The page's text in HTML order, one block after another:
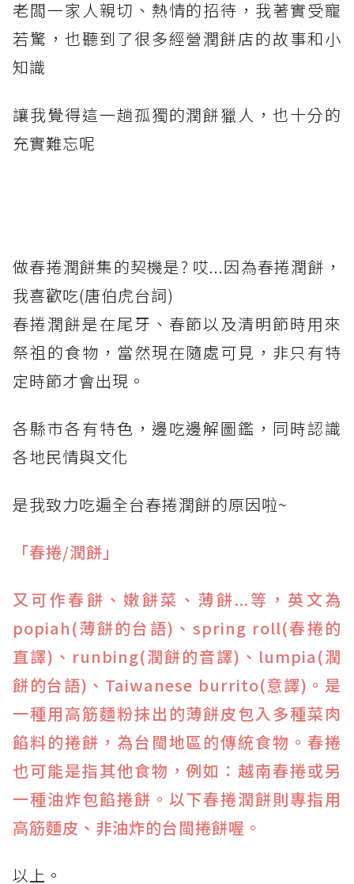
老闆一家人親切、熱情的招待，我著實受寵
若驚，也聽到了很多經營潤餅店的故事和小
知識
讓我覺得這一趟孤獨的潤餅獵人，也十分的
充實難忘呢
做春捲潤餅集的契機是? 哎...因為春捲潤餅，
我喜歡吃(唐伯虎台詞)
春捲潤餅是在尾牙、春節以及清明節時用來
祭祖的食物，當然現在隨處可見，非只有特
定時節才會出現。
各縣市各有特色，邊吃邊解圖鑑，同時認識
各地民情與文化
是我致力吃遍全台春捲潤餅的原因啦~
「春捲/潤餅」
又可作春餅、嫩餅菜、薄餅...等，英文為
popiah(薄餅的台語)、spring roll(春捲的
直譯)、runbing(潤餅的音譯)、lumpia(潤
餅的台語)、Taiwanese burrito(意譯)。是
一種用高筋麵粉抹出的薄餅皮包入多種菜肉
餡料的捲餅，為台閩地區的傳統食物。春捲
也可能是指其他食物，例如：越南春捲或另
一種油炸包餡捲餅。以下春捲潤餅則專指用
高筋麵皮、非油炸的台閩捲餅喔。
以上。